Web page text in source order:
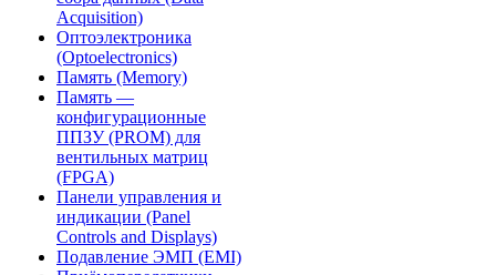
Acquisition)
Оптоэлектроника
(Optoelectronics)
Память (Memory)
Память —
конфигурационные
ППЗУ (PROM) для
вентильных матриц
(FPGA)
Панели управления и
индикации (Panel
Controls and Displays)
Подавление ЭМП (EMI)